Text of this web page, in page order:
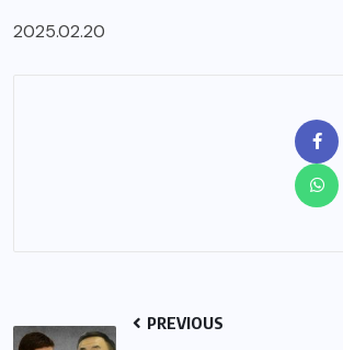
2025.02.20
PREVIOUS